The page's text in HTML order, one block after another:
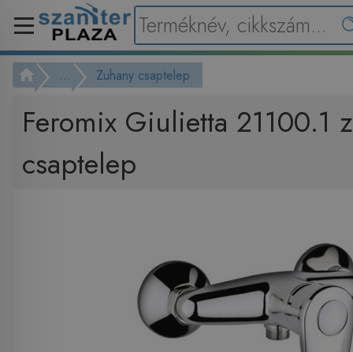
... Zuhany csaptelep
Feromix Giulietta 21100.1
csaptelep